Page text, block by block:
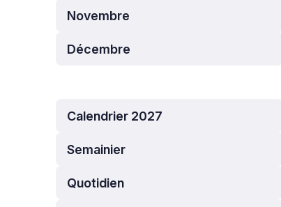
Novembre
Décembre
Calendrier 2027
Semainier
Quotidien